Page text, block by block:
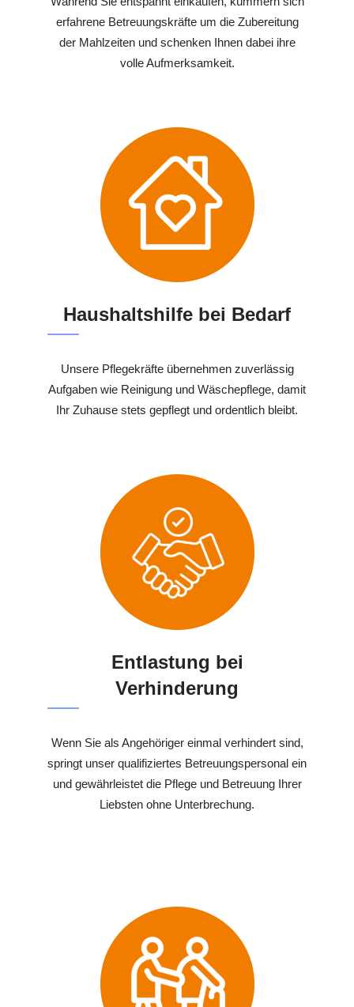
erfahrene Betreuungskräfte um die Zubereitung
der Mahlzeiten und schenken Ihnen dabei ihre
volle Aufmerksamkeit.
Haushaltshilfe bei Bedarf
Unsere Pflegekräfte übernehmen zuverlässig
Aufgaben wie Reinigung und Wäschepflege, damit
Ihr Zuhause stets gepflegt und ordentlich bleibt.
Entlastung bei
Verhinderung
Wenn Sie als Angehöriger einmal verhindert sind,
springt unser qualifiziertes Betreuungspersonal ein
und gewährleistet die Pflege und Betreuung Ihrer
Liebsten ohne Unterbrechung.